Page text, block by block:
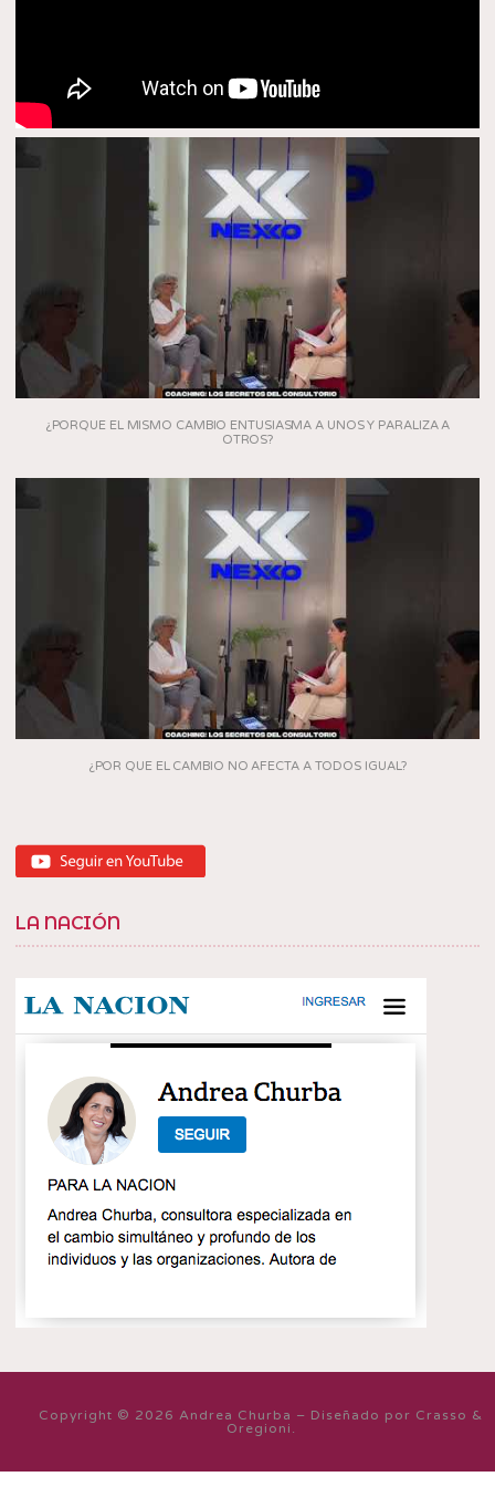
¿PORQUE EL MISMO CAMBIO ENTUSIASMA A UNOS Y PARALIZA A
OTROS?
¿POR QUE EL CAMBIO NO AFECTA A TODOS IGUAL?
LA NACIÓN
Copyright © 2026 Andrea Churba – Diseñado por Crasso &
Oregioni.